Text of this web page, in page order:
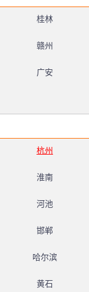
桂林
赣州
广安
杭州
淮南
河池
邯郸
哈尔滨
黄石